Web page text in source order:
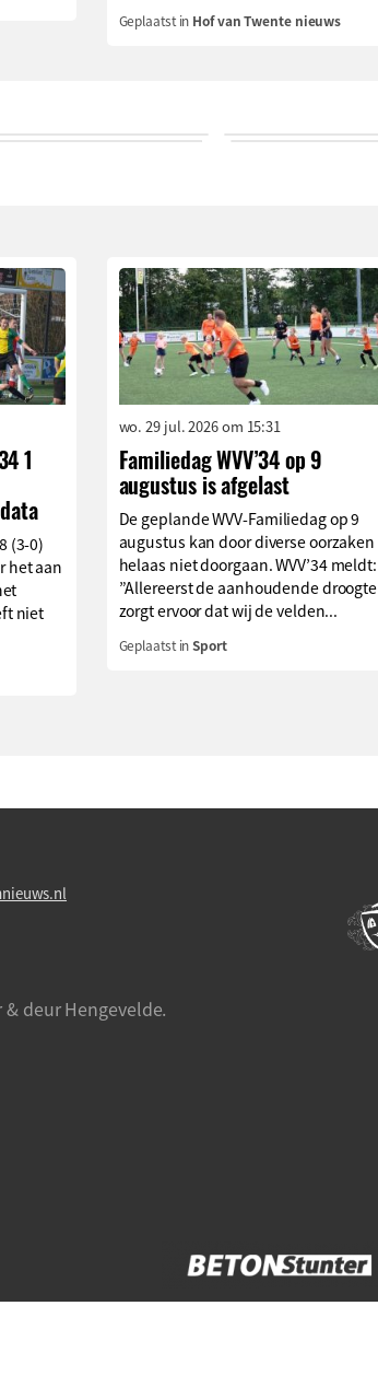
Geplaatst in Hof van Twente nieuws
1
(3-0)
het aan
niet
wo. 29 jul. 2026 om 15:31
Familiedag WVV’34 op 9
augustus is afgelast
De geplande WVV-Familiedag op 9
augustus kan door diverse oorzaken
helaas niet doorgaan. WVV’34 meldt:
”Allereerst de aanhoudende droogte
zorgt ervoor dat wij de velden...
Geplaatst inSport
deur Hengevelde.